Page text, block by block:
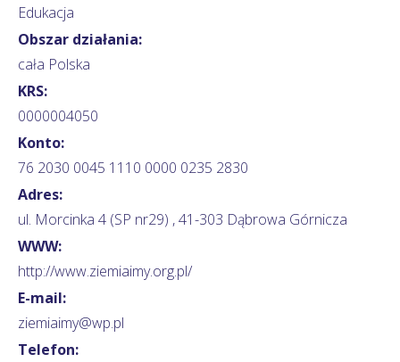
Edukacja
Obszar działania:
cała Polska
KRS:
0000004050
Konto:
76 2030 0045 1110 0000 0235 2830
Adres:
ul. Morcinka 4 (SP nr29) , 41-303 Dąbrowa Górnicza
WWW:
http://www.ziemiaimy.org.pl/
E-mail:
ziemiaimy@wp.pl
Telefon: